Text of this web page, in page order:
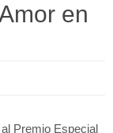
en
Premio Especial